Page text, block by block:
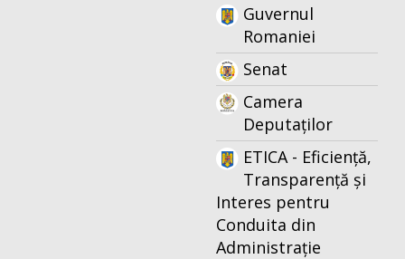
Guvernul
Romaniei
Senat
Camera
Deputaților
ETICA - Eficiență,
Transparență și
Interes pentru
Conduita din
Administrație